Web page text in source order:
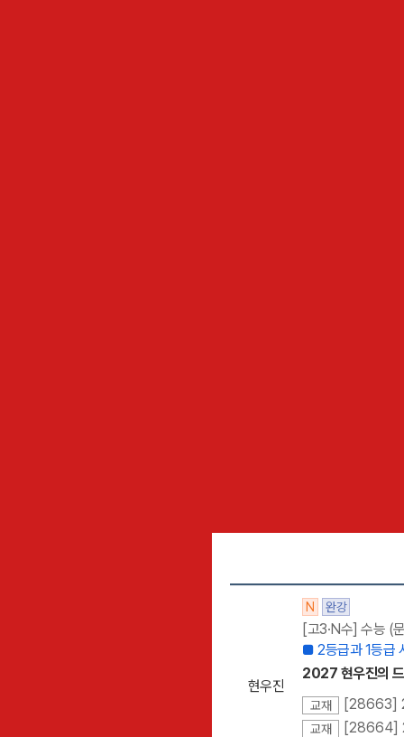
현우진
N 완강
[고3·N수] 수능 (
■ 2등급과 1등급
2027 현우진의
교재 [28663]
교재 [28664]